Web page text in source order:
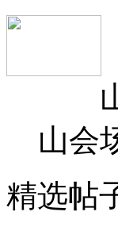
山
山会
精选帖